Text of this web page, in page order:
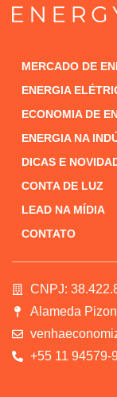
MERCADO DE
ENERGIA
ECONOMIA DE
ENERGIA NA
DICAS E
CONTA DE LUZ
LEAD NA MÍDIA
CONTATO
CNPJ:
Alameda
+55 11 94579-